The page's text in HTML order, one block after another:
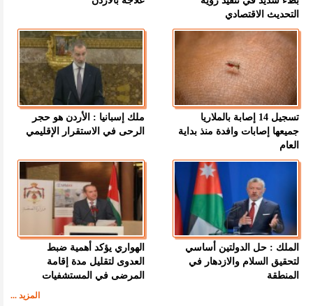
التحديث الاقتصادي
تسجيل 14 إصابة بالملاريا
جميعها إصابات وافدة منذ بداية
العام
ملك إسبانيا : الأردن هو حجر
الرحى في الاستقرار الإقليمي
الملك : حل الدولتين أساسي
لتحقيق السلام والازدهار في
المنطقة
الهواري يؤكد أهمية ضبط
العدوى لتقليل مدة إقامة
المرضى في المستشفيات
المزيد ...